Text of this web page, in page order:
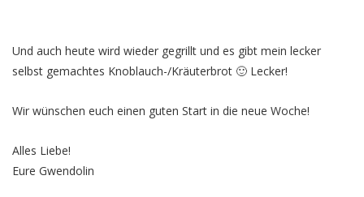
Und auch heute wird wieder gegrillt und es gibt mein lecker
selbst gemachtes Knoblauch-/Kräuterbrot 🙂 Lecker!
Wir wünschen euch einen guten Start in die neue Woche!
Alles Liebe!
Eure Gwendolin